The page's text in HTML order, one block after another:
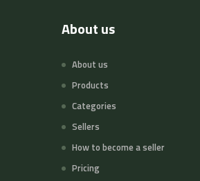
About us
About us
Products
Categories
Sellers
How to become a seller
Pricing